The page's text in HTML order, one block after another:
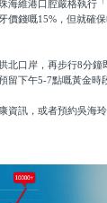
海維港口腔嚴格執行
價錢嘅15%，但就確
北口岸，再步行8分
留下午5-7點嘅黃金時
資訊，或者預約吳海